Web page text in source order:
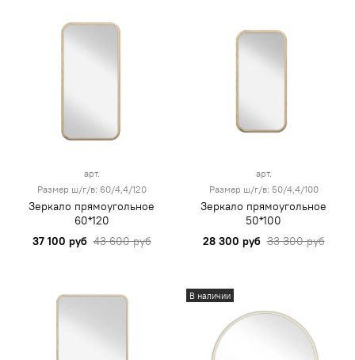
арт.
Размер ш/г/в: 60/4,4/120
Зеркало прямоугольное
60*120
37 100 руб 43 600 руб
арт.
Размер ш/г/в: 50/4,4/100
Зеркало прямоугольное
50*100
28 300 руб 33 300 руб
В наличии